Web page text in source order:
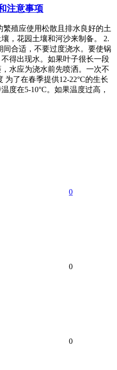
注意事项
殖应使用松散且排水良好的土
，花园土壤和河沙来制备。 2.
间合适，不要过度浇水。要使锅
得出现水。如果叶子很长一段
水应为浇水前先喷洒。一次不
为了在春季提供12-22°C的生长
度在5-10°C。如果温度过高，
0
0
0